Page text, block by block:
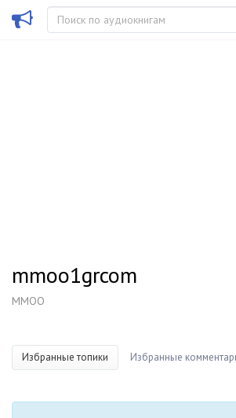
mmoo1grcom
MMOO
Избранные топики Избранные